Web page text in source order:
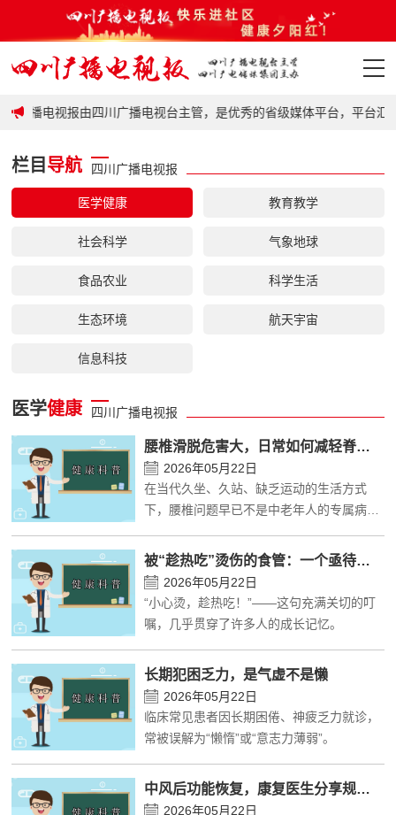
政策
政策
要闻
报纸
理事
民生
特别声明
关于我们
科普合作
联系我们
广告服务
加入我们
播电视报由四川广播电视台主管，是优秀的省级媒体平台，平台汇
栏目 导航 四川广播电视报
医学健康 教育教学
社会科学 气象地球
食品农业 科学生活
生态环境 航天宇宙
信息科技
医学健康 四川广播电视报
腰椎滑脱危害大，日常如何减轻脊柱压力？
2026年05月22日
在当代久坐、久站、缺乏运动的生活方式
下，腰椎问题早已不是中老年人的专属病
发力受限等不适，
被“趁热吃”烫伤的食管：一个亟待纠正的饮食误区
2026年05月22日
“小心烫，趁热吃！”——这句充满关切的叮
嘱，几乎贯穿了许多人的成长记忆。
长期犯困乏力，是气虚不是懒
2026年05月22日
临床常见患者因长期困倦、神疲乏力就诊，
常被误解为“懒惰”或“意志力薄弱”。
中风后功能恢复，康复医生分享规范训练思路
2026年05月22日